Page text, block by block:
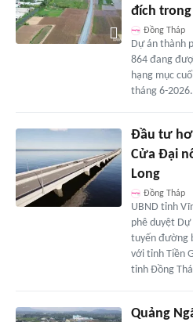
đích
Đồng Tháp
Dự án thành
864 đang
hạng mục
tháng 6-2026.
Đầu tư
Cửa Đại
Long
Đồng Tháp
UBND tỉnh
phê duyệt
tuyến đường
với tỉnh Tiền
tỉnh Đồng
Quảng